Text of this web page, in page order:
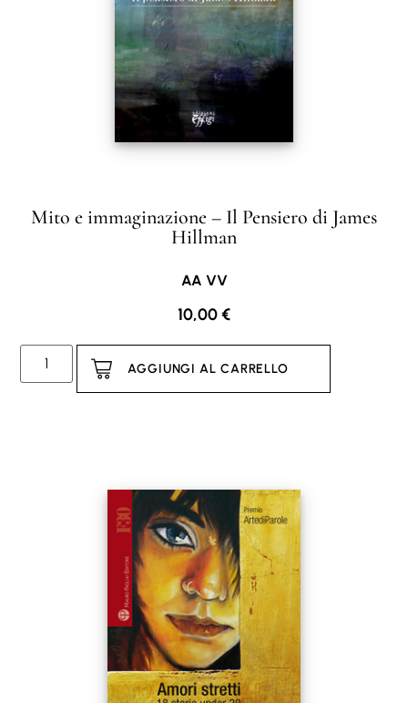
Mito e immaginazione – Il Pensiero di James
Hillman
AA VV
10,00€
AGGIUNGI AL CARRELLO